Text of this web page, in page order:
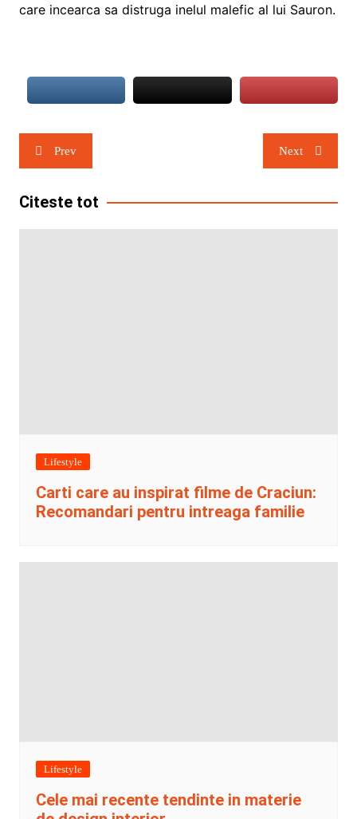
care incearca sa distruga inelul malefic al lui Sauron.
Navigare
în
articole
Prev Next
Citeste tot
Lifestyle
Carti care au inspirat filme de Craciun:
Recomandari pentru intreaga familie
Lifestyle
Cele mai recente tendinte in materie